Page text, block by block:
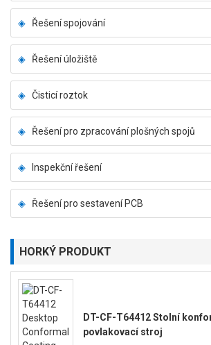
Řešení spojování
Řešení úložiště
Čisticí roztok
Řešení pro zpracování plošných spojů
Inspekční řešení
Řešení pro sestavení PCB
HORKÝ PRODUKT
DT-CF-T64412 Stolní
povlakovací stroj